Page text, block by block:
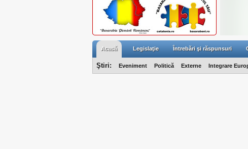
Acasă Legislaţie Întrebări şi răspunsuri
Ştiri: Eveniment Politică Externe Integrare